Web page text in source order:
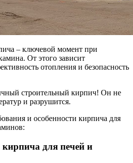
– ключевой момент при
От этого зависит
отопления и безопасность
строительный кирпич! Он не
и разрушится.
и особенности кирпича для
для печей и